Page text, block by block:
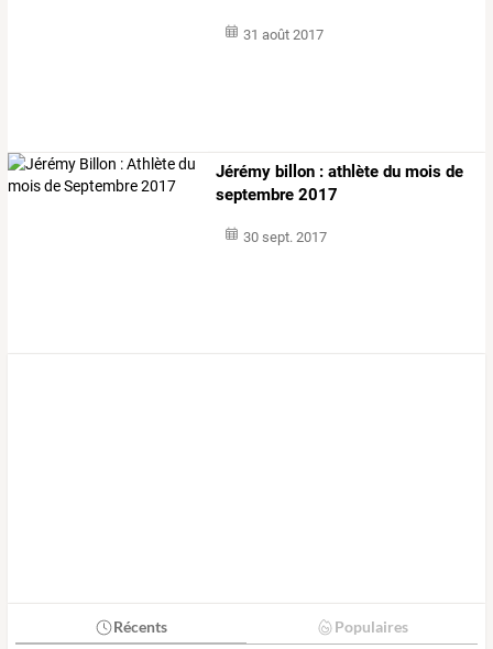
31 août 2017
Jérémy billon : athlète du mois de
septembre 2017
30 sept. 2017
Récents Populaires